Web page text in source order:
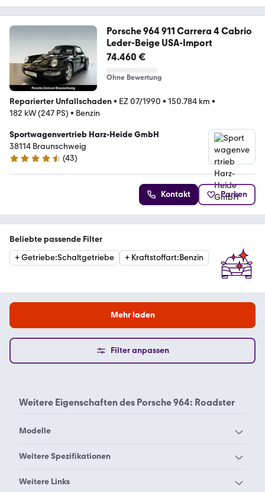
Porsche 964 911 Carrera 4 Cabrio
Leder-Beige USA-Import
74.460 €
Ohne Bewertung
Reparierter Unfallschaden• EZ 07/1990 • 150.784 km •
182 kW (247 PS) • Benzin
Sportwagenvertrieb Harz-Heide GmbH
38114 Braunschweig
4.4 Sterne
(43)
Kontakt Parken
Beliebte passende Filter
+Getriebe:Schaltgetriebe + Kraftstoffart:Benzin
Mehr laden
Filter anpassen
Weitere Eigenschaften des Porsche 964: Roadster
Modelle
Porsche 356
Weitere Spezifikationen
Porsche 964 Cabrio
Weitere Links